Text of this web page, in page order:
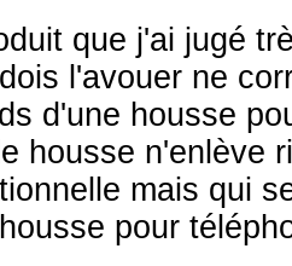
que j'ai jugé
l'avouer ne
d'une housse
housse n'enlève
mais qui
pour